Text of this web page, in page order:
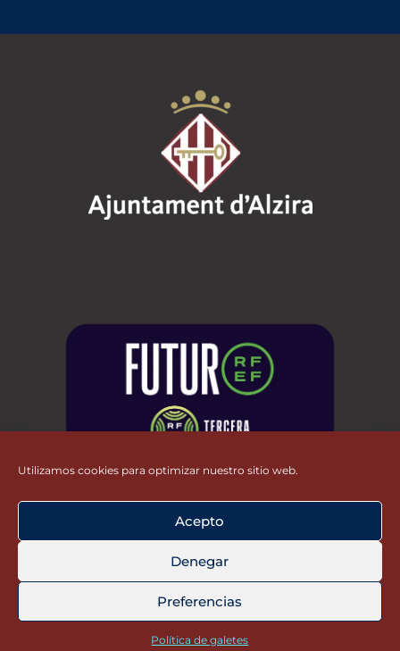
Utilizamos cookies para optimizar nuestro sitio web.
Acepto
Denegar
Preferencias
Política de galetes